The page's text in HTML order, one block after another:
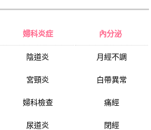
婦科炎症
陰道炎
宮頸炎
婦科檢查
尿道炎
內分泌
月經不調
白帶異常
痛經
閉經